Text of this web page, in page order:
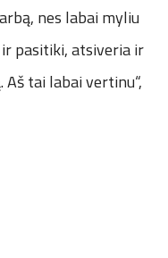
nes labai myliu
pasitiki, atsiveria ir
tai labai vertinu“,